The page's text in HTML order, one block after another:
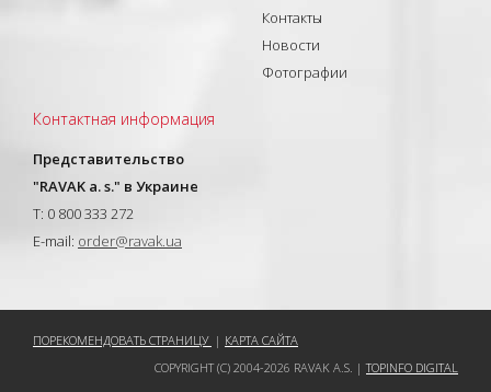
Контакты
Новости
Фотографии
Контактная информация
Представительство
"RAVAK a. s." в Украине
T: 0 800 333 272
E-mail: order@ravak.ua
ПОРЕКОМЕНДОВАТЬ СТРАНИЦУ | КАРТА САЙТА
COPYRIGHT (C) 2004-2026 RAVAK A.S. |TOPINFO DIGITAL